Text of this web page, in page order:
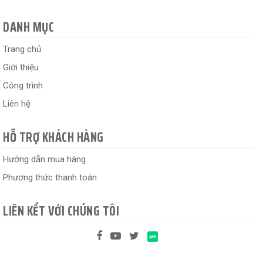
DANH MỤC
Trang chủ
Giới thiệu
Công trình
Liên hệ
HỖ TRỢ KHÁCH HÀNG
Hướng dẫn mua hàng
Phương thức thanh toán
LIÊN KẾT VỚI CHÚNG TÔI